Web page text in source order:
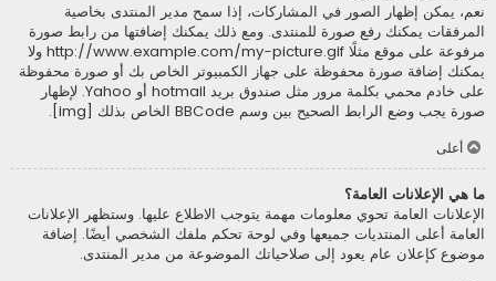
نعم، يمكن إظهار الصور في المشاركات، إذا سمح مدير المنتدى بخاصية
المرفقات يمكنك رفع صورة للمنتدى. ومع ذلك يمكنك إضافتها من رابط صورة
مرفوعة على موقع مثلًا http://www.example.com/my-picture.gif ولا
يمكنك إضافة صورة محفوظة على جهاز الكمبيوتر الخاص بك أو صورة محفوظة
على خادم محمي بكلمة مرور مثل صندوق بريد hotmail أو Yahoo. لإظهار
صورة يجب وضع الرابط الصحيح بين وسم BBCode الخاص بذلك [img].
أعلى
ما هي الإعلانات العامة؟
الإعلانات العامة تحوي معلومات مهمة يتوجب الاطلاع عليها. وستظهر الإعلانات
العامة أعلى المنتديات جميعها وفي لوحة تحكم ملفك الشخصي أيضًا. إضافة
موضوع كإعلان عام يعود إلى صلاحياتك الموضوعة من مدير المنتدى.